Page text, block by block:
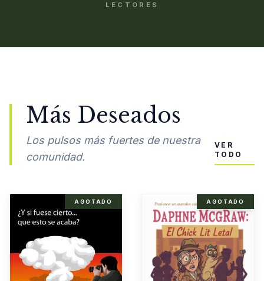
LECTORES
Más Deseados
Los pulsos más fuertes de nuestra
comunidad.
VER
TODO
AGOTADO AGOTADO